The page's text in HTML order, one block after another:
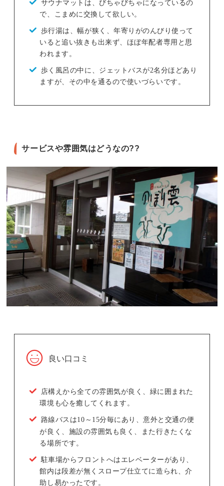
サウナマットは、びちゃびちゃになっているの
で、こまめに交換して欲しい。
歩行湯は、幅が狭く、年寄りがのんびり使って
いると追い抜きも出来ず、ほぼ年配者専用と思
われます。
歩く風呂の中に、ジェットバスが2名分ほどあり
ますが、その中を通るので使いづらいです。
サービスや雰囲気はどうなの??
良い口コミ
店構えから全ての雰囲気が良く、緑に囲まれた
環境も心を癒してくれます。
路線バスは10～15分毎にあり、意外と交通の便
が良く、施設の雰囲気も良く、また行きたくな
る場所です。
駐車場からフロントへはエレベーターがあり、
館内は段差が無くスロープ仕立てに造られ、介
助し易かったです。